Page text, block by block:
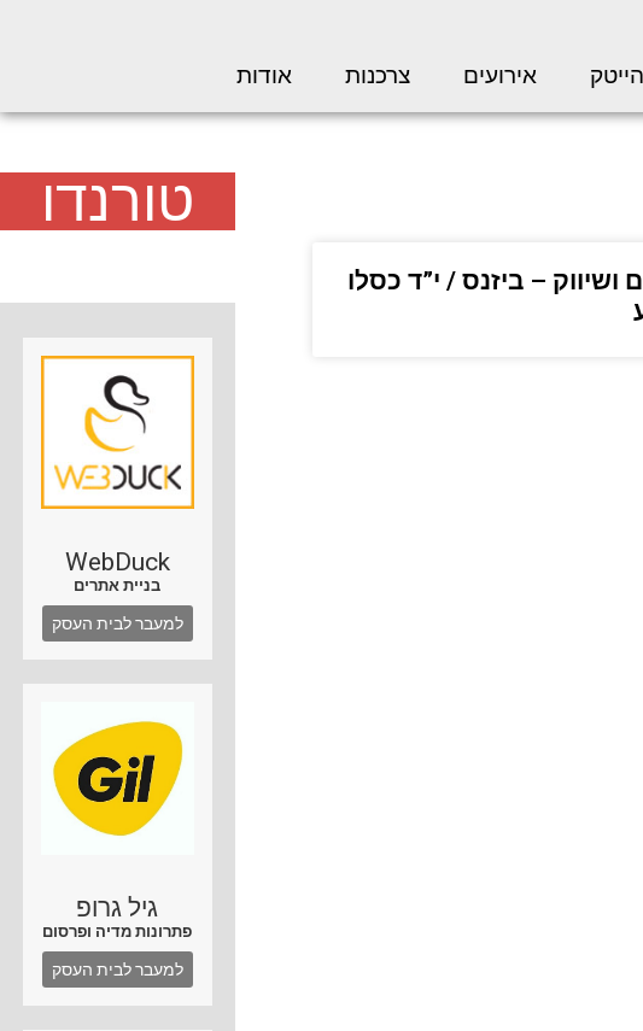
הייטק אירועים צרכנות אודות
ושיווק – ביזנס / י”ד כסלו
טורנדו
WebDuck
בניית אתרים
למעבר לבית העסק
גיל גרופ
פתרונות מדיה ופרסום
למעבר לבית העסק